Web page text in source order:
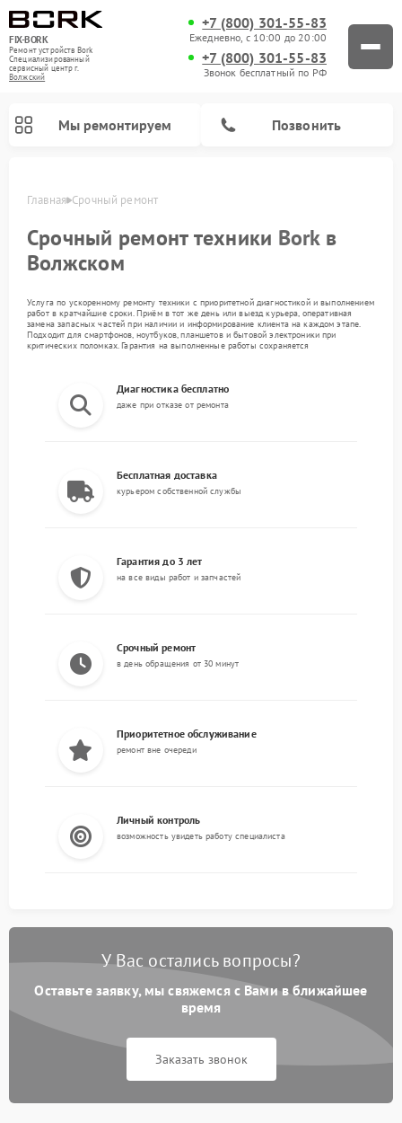
FIX-BORK
Ремонт устройств Bork
Специализированный
cервисный центр г.
Волжский
+7 (800) 301-55-83
Ежедневно, с 10:00 до 20:00
+7 (800) 301-55-83
Звонок бесплатный по РФ
Мы ремонтируем Позвонить
Главная Срочный ремонт
Срочный ремонт техники Borkв
Волжском
Услуга по ускоренному ремонту техники с приоритетной диагностикой и выполнением
работ в кратчайшие сроки. Приём в тот же день или выезд курьера, оперативная
замена запасных частей при наличии и информирование клиента на каждом этапе.
Подходит для смартфонов, ноутбуков, планшетов и бытовой электроники при
критических поломках. Гарантия на выполненные работы сохраняется
Диагностика бесплатно
даже при отказе от ремонта
Бесплатная доставка
курьером собственной службы
Гарантия до 3 лет
на все виды работ и запчастей
Срочный ремонт
в день обращения от 30 минут
Приоритетное обслуживание
ремонт вне очереди
Личный контроль
возможность увидеть работу специалиста
У Вас остались вопросы?
Оставьте заявку, мы свяжемся с Вами в ближайшее
время
Заказать звонок